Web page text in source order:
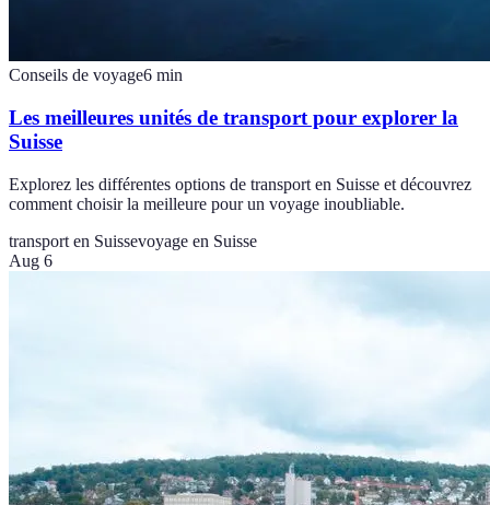
Conseils de voyage6 min
Les meilleures unités de transport pour explorer la
Suisse
Explorez les différentes options de transport en Suisse et découvrez
comment choisir la meilleure pour un voyage inoubliable.
transport en Suissevoyage en Suisse
Aug 6